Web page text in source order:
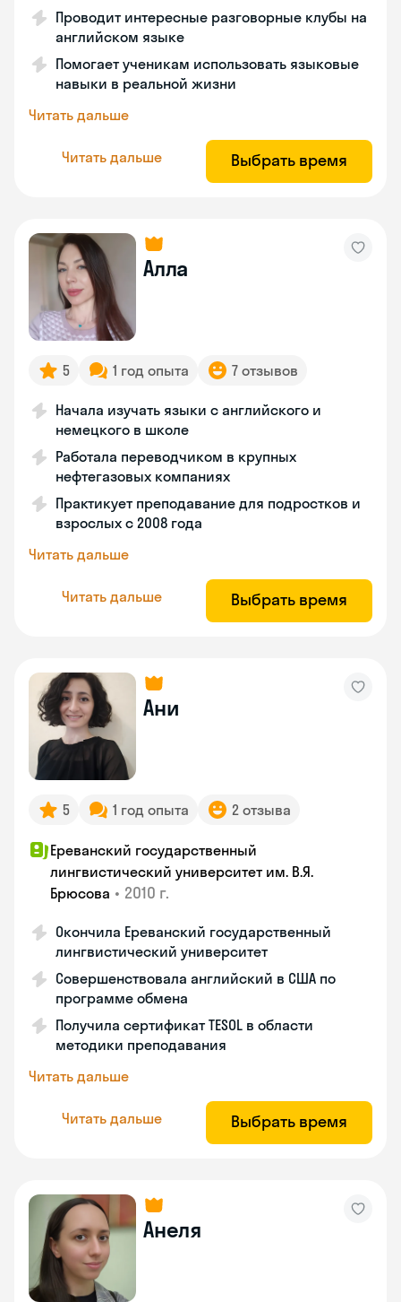
Проводит интересные разговорные клубы на
английском языке
Помогает ученикам использовать языковые
навыки в реальной жизни
Читать дальше
Читать дальше Выбрать время
Алла
5 1 год опыта 7 отзывов
Начала изучать языки с английского и
немецкого в школе
Работала переводчиком в крупных
нефтегазовых компаниях
Практикует преподавание для подростков и
взрослых с 2008 года
Читать дальше
Читать дальше Выбрать время
Ани
5 1 год опыта 2 отзыва
Ереванский государственный
лингвистический университет им. В.Я.
Брюсова • 2010 г.
Окончила Ереванский государственный
лингвистический университет
Совершенствовала английский в США по
программе обмена
Получила сертификат TESOL в области
методики преподавания
Читать дальше
Читать дальше Выбрать время
Анеля